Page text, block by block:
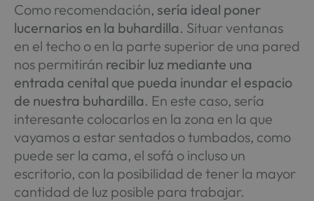
Como recomendación, sería ideal poner
lucernarios en la buhardilla. Situar ventanas
en el techo o en la parte superior de una pared
nos permitirán recibir luz mediante una
entrada cenital que pueda inundar el espacio
de nuestra buhardilla. En este caso, sería
interesante colocarlos en la zona en la que
vayamos a estar sentados o tumbados, como
puede ser la cama, el sofá o incluso un
escritorio, con la posibilidad de tener la mayor
cantidad de luz posible para trabajar.